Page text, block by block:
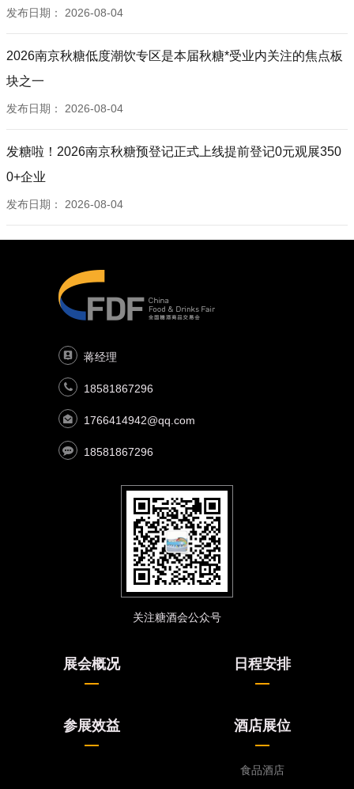
发布日期： 2026-08-04
2026南京秋糖低度潮饮专区是本届秋糖*受业内关注的焦点板
块之一
发布日期： 2026-08-04
发糖啦！2026南京秋糖预登记正式上线提前登记0元观展350
0+企业
发布日期： 2026-08-04
蒋经理
18581867296
1766414942@qq.com
18581867296
关注糖酒会公众号
展会概况 日程安排
参展效益 酒店展位
食品酒店